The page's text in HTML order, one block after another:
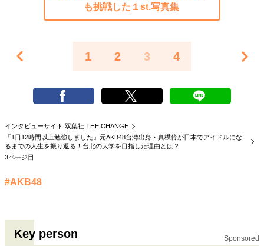
も挑戦した１st.写真集
1 2 3 4
インタビューサイト 双葉社 THE CHANGE
「1日12時間以上勉強しました」元AKB48台湾出身・真楪伶が日本でアイドルにな
るまでの人生を振り返る！台北の大学を目指した理由とは？
3ページ目
#AKB48
Key person Sponsored